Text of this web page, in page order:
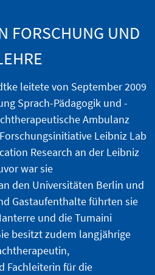
FORSCHUNG UND
leitete von September 2009
Sprach-Pädagogik und -
Ambulanz
Leibniz Lab
Research an der Leibniz
war sie
den Universitäten Berlin und
Gastaufenthalte führten sie
und die Tumaini
besitzt zudem langjährige
Fachleiterin für die